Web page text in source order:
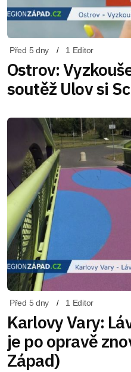
Před 5 dny 1 Editor
Ostrov:
soutěž Ulov si
Před 5 dny 1 Editor
Karlovy Vary:
je po opravě
Západ)